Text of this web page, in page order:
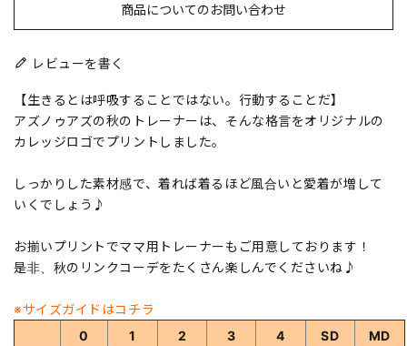
商品についてのお問い合わせ
レビューを書く
【生きるとは呼吸することではない。行動することだ】
アズノゥアズの秋のトレーナーは、そんな格言をオリジナルの
カレッジロゴでプリントしました。
しっかりした素材感で、着れば着るほど風合いと愛着が増して
いくでしょう♪
お揃いプリントでママ用トレーナーもご用意しております！
是非、秋のリンクコーデをたくさん楽しんでくださいね♪
※サイズガイドはコチラ
0
1 2 3 4 SD
MD